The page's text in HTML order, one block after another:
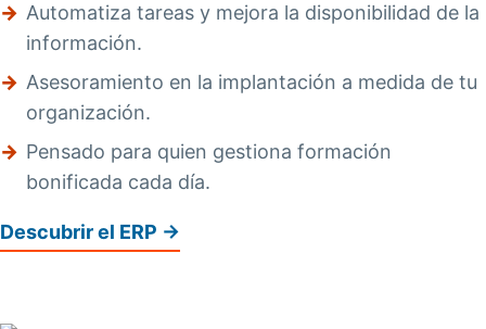
→ Automatiza tareas y mejora la disponibilidad de la
información.
→ Asesoramiento en la implantación a medida de tu
organización.
→ Pensado para quien gestiona formación
bonificada cada día.
Descubrir el ERP →